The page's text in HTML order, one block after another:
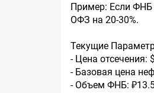
Пример: Если ФНБ
ОФЗ на 20-30%.
Текущие
- Цена отсечения:
- Базовая цена
- Объем ФНБ: